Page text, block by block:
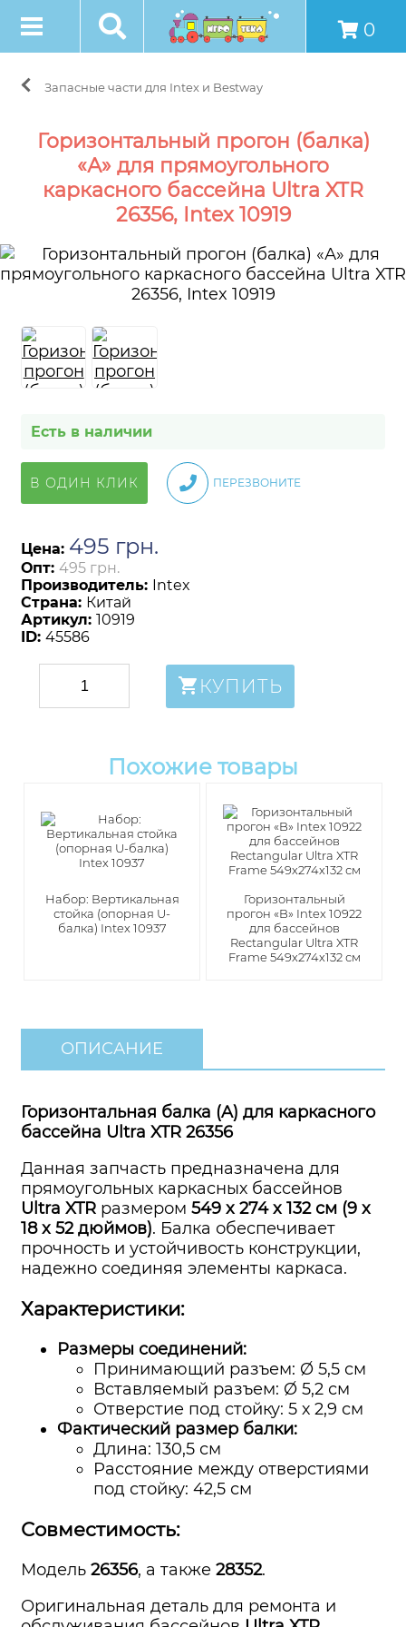
0
Запасные части для Intex и Bestway
Горизонтальный прогон (балка)
«А» для прямоугольного
каркасного бассейна Ultra XTR
26356, Intex 10919
Есть в наличии
В ОДИН КЛИК ПЕРЕЗВОНИТЕ
Цена: 495 грн.
Опт: 495 грн.
Производитель: Intex
Страна: Китай
Артикул: 10919
ID: 45586
КУПИТЬ
Похожие товары
Набор: Вертикальная
стойка (опорная U-
балка) Intex 10937
Горизонтальный
прогон «B» Intex 10922
для бассейнов
Rectangular Ultra XTR
Frame 549х274х132 см
ОПИСАНИЕ
Горизонтальная балка (A) для каркасного
бассейна Ultra XTR 26356
Данная запчасть предназначена для
прямоугольных каркасных бассейнов
Ultra XTR размером 549 x 274 x 132 см (9 x
18 x 52 дюймов). Балка обеспечивает
прочность и устойчивость конструкции,
надежно соединяя элементы каркаса.
Характеристики:
Размеры соединений:
Принимающий разъем: Ø 5,5 см
Вставляемый разъем: Ø 5,2 см
Отверстие под стойку: 5 х 2,9 см
Фактический размер балки:
Длина: 130,5 см
Расстояние между отверстиями
под стойку: 42,5 см
Совместимость:
Модель 26356, а также 28352.
Оригинальная деталь для ремонта и